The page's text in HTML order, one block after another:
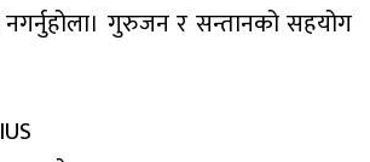
गुरुजन र सन्तानको सहयोग